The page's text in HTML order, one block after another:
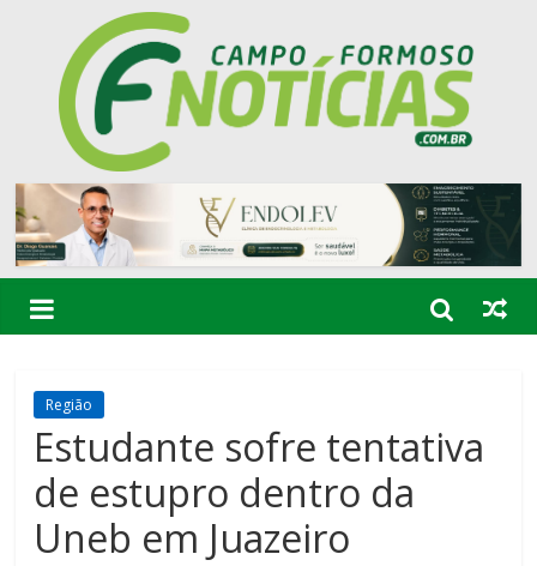
Região
Estudante sofre tentativa
de estupro dentro da
Uneb em Juazeiro